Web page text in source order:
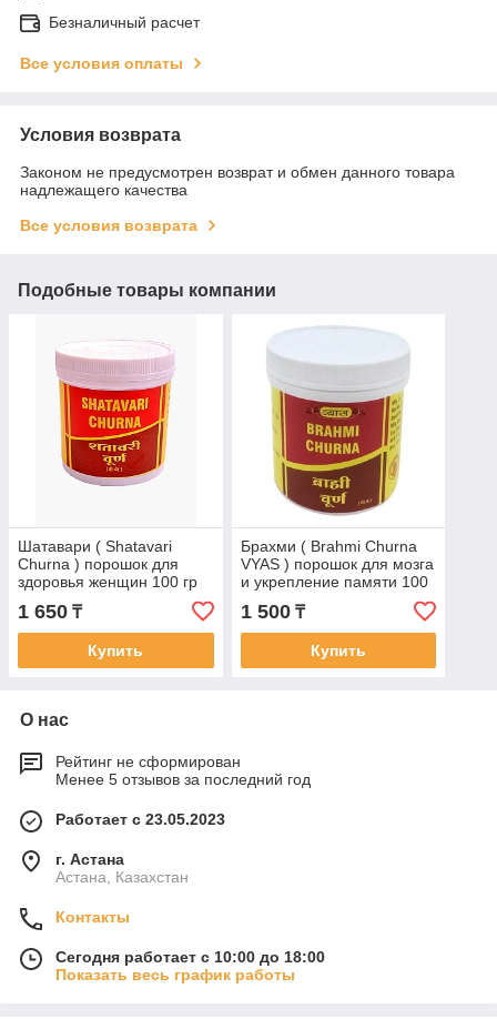
Безналичный расчет
Все условия оплаты
Условия возврата
Законом не предусмотрен возврат и обмен данного товара
надлежащего качества
Все условия возврата
Подобные товары компании
Шатавари ( Shatavari
Churna ) порошок для
здоровья женщин 100 гр
1 650 ₸
Купить
Брахми ( Brahmi Churna
VYAS ) порошок для мозга
и укрепление памяти 100
1 500₸
Купить
О нас
Рейтинг не сформирован
Менее 5 отзывов за последний год
Работает с 23.05.2023
г. Астана
Астана, Казахстан
Контакты
Сегодня работает с 10:00 до 18:00
Показать весь график работы